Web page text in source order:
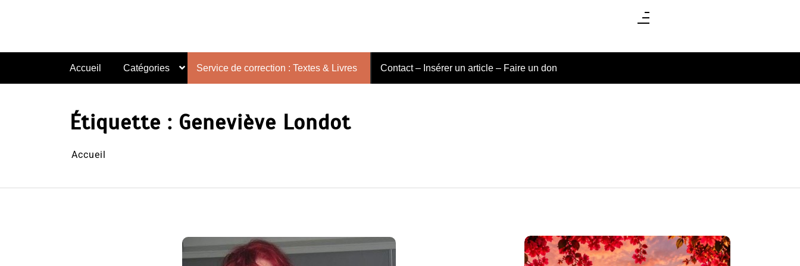
Accueil Catégories Service de correction : Textes & Livres Contact – Insérer un article – Faire un don
Étiquette : Geneviève Londot
Accueil